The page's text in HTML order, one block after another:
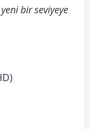
bir seviyeye